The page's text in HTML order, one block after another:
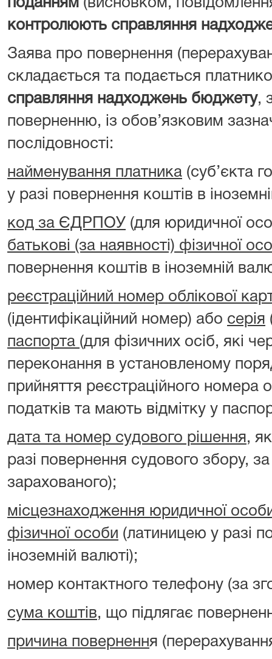
поданням (висновком,
контролюють справляння
Заява про повернення
складається та подається
справляння надходжень бюджету,
поверненню, із обов’язковим
послідовності:
найменування платника (суб’єкта
у разі повернення коштів в
код за ЄДРПОУ (для юридичної
батькові (за наявності) фізичної
повернення коштів в іноземній
реєстраційний номер облікової
(ідентифікаційний номер) або серія
паспорта (для фізичних осіб, які
переконання в установленому
прийняття реєстраційного номера
податків та мають відмітку у
дата та номер судового рішення,
разі повернення судового збору,
зарахованого);
місцезнаходження юридичної
фізичної особи (латиницею у разі
іноземній валюті);
номер контактного телефону (за
сума коштів, що підлягає
причина повернення